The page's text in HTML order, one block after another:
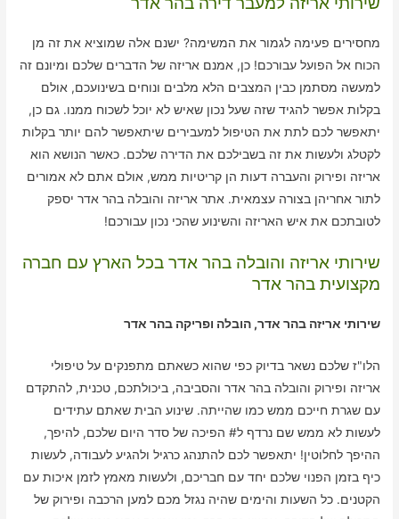
מחסירים פעימה לגמור את המשימה? ישנם אלה שמוציא את זה מן
הכוח אל הפועל עבורכם! כן, אמנם אריזה של הדברים שלכם ומיונם זה
למעשה מסתמן כבין המצבים הלא מלבים ונוחים בשינועכם, אולם
בקלות אפשר להגיד שזה שעל נכון שאיש לא יוכל לשכוח ממנו. גם כן,
יתאפשר לכם לתת את הטיפול למעבירים שיתאפשר להם יותר בקלות
לקטלג ולעשות את זה בשבילכם את הדירה שלכם. כאשר הנושא הוא
אריזה ופירוק והעברה דעות הן קריטיות ממש, אולם אתם לא אמורים
לתור אחריהן בצורה עצמאית. אתר אריזה והובלה בהר אדר יספק
לטובתכם את איש האריזה והשינוע שהכי נכון עבורכם!
שירותי אריזה והובלה בהר אדר בכל הארץ עם חברה
מקצועית בהר אדר
שירותי אריזה בהר אדר, הובלה ופריקה בהר אדר
הלו"ז שלכם נשאר בדיוק כפי שהוא כשאתם מתפנקים על טיפולי
אריזה ופירוק והובלה בהר אדר והסביבה, ביכולתכם, טכנית, להתקדם
עם שגרת חייכם ממש כמו שהייתה. שינוע הבית שאתם עתידים
לעשות לא ממש שם נרדף ל# הפיכה של סדר היום שלכם, להיפך,
ההיפך לחלוטין! יתאפשר לכם להתנהג כרגיל ולהגיע לעבודה, לעשות
כיף בזמן הפנוי שלכם יחד עם חבריכם, ולעשות מאמץ לזמן איכות עם
הקטנים. כל השעות והימים שהיה נגזל מכם למען הרכבה ופירוק של